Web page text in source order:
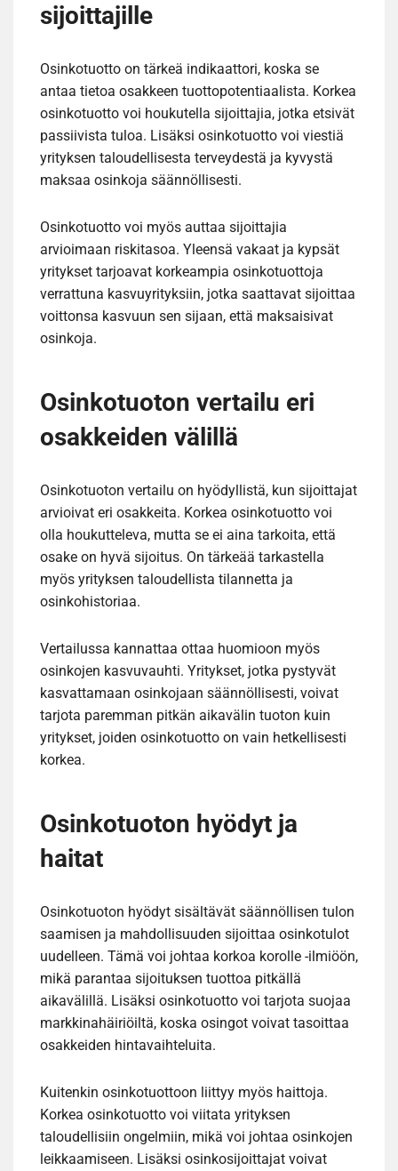
sijoittajille
Osinkotuotto on tärkeä indikaattori, koska se
antaa tietoa osakkeen tuottopotentiaalista. Korkea
osinkotuotto voi houkutella sijoittajia, jotka etsivät
passiivista tuloa. Lisäksi osinkotuotto voi viestiä
yrityksen taloudellisesta terveydestä ja kyvystä
maksaa osinkoja säännöllisesti.
Osinkotuotto voi myös auttaa sijoittajia
arvioimaan riskitasoa. Yleensä vakaat ja kypsät
yritykset tarjoavat korkeampia osinkotuottoja
verrattuna kasvuyrityksiin, jotka saattavat sijoittaa
voittonsa kasvuun sen sijaan, että maksaisivat
osinkoja.
Osinkotuoton vertailu eri
osakkeiden välillä
Osinkotuoton vertailu on hyödyllistä, kun sijoittajat
arvioivat eri osakkeita. Korkea osinkotuotto voi
olla houkutteleva, mutta se ei aina tarkoita, että
osake on hyvä sijoitus. On tärkeää tarkastella
myös yrityksen taloudellista tilannetta ja
osinkohistoriaa.
Vertailussa kannattaa ottaa huomioon myös
osinkojen kasvuvauhti. Yritykset, jotka pystyvät
kasvattamaan osinkojaan säännöllisesti, voivat
tarjota paremman pitkän aikavälin tuoton kuin
yritykset, joiden osinkotuotto on vain hetkellisesti
korkea.
Osinkotuoton hyödyt ja
haitat
Osinkotuoton hyödyt sisältävät säännöllisen tulon
saamisen ja mahdollisuuden sijoittaa osinkotulot
uudelleen. Tämä voi johtaa korkoa korolle -ilmiöön,
mikä parantaa sijoituksen tuottoa pitkällä
aikavälillä. Lisäksi osinkotuotto voi tarjota suojaa
markkinahäiriöiltä, koska osingot voivat tasoittaa
osakkeiden hintavaihteluita.
Kuitenkin osinkotuottoon liittyy myös haittoja.
Korkea osinkotuotto voi viitata yrityksen
taloudellisiin ongelmiin, mikä voi johtaa osinkojen
leikkaamiseen. Lisäksi osinkosijoittajat voivat